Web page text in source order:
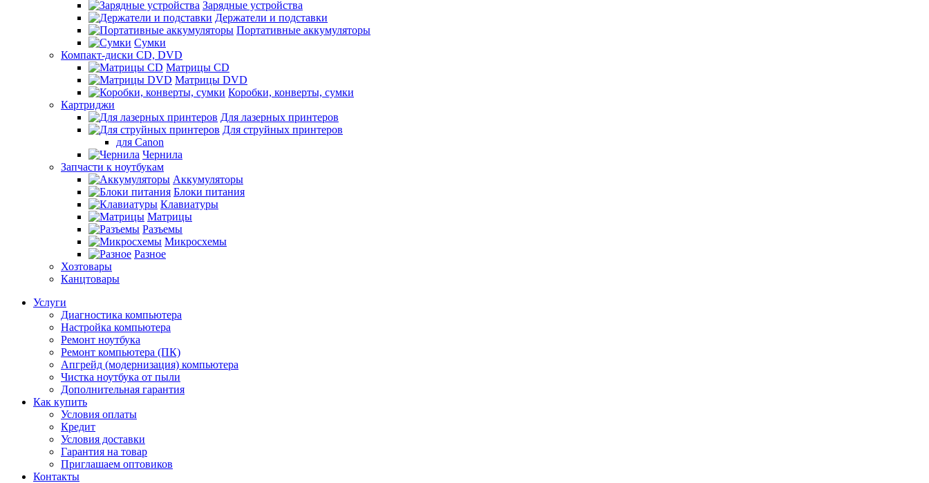
Зарядные устройства
Держатели и подставки
Портативные аккумуляторы
Сумки
Компакт-диски CD, DVD
Матрицы CD
Матрицы DVD
Коробки, конверты, сумки
Картриджи
Для лазерных принтеров
Для струйных принтеров
для Canon
Чернила
Запчасти к ноутбукам
Аккумуляторы
Блоки питания
Клавиатуры
Матрицы
Разъемы
Микросхемы
Разное
Хозтовары
Канцтовары
Услуги
Диагностика компьютера
Настройка компьютера
Ремонт ноутбука
Ремонт компьютера (ПК)
Апгрейд (модернизация) компьютера
Чистка ноутбука от пыли
Дополнительная гарантия
Как купить
Условия оплаты
Кредит
Условия доставки
Гарантия на товар
Приглашаем оптовиков
Контакты